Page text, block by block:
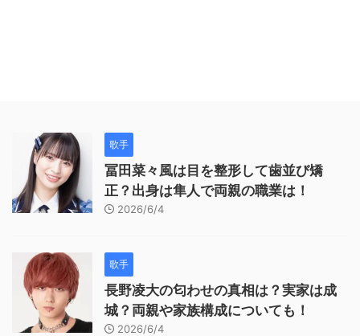
歌手
冨田菜々風は目を整形して歯並び矯
正？出身は隼人で両親の職業は！
2026/6/4
歌手
長野凌大の匂わせの真相は？実家は成
城？両親や家族構成についても！
2026/6/4